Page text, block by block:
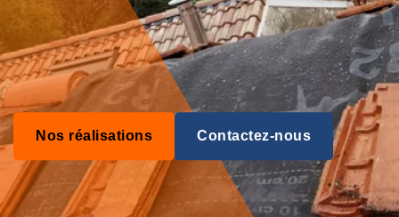
Nos réalisations Contactez-nous